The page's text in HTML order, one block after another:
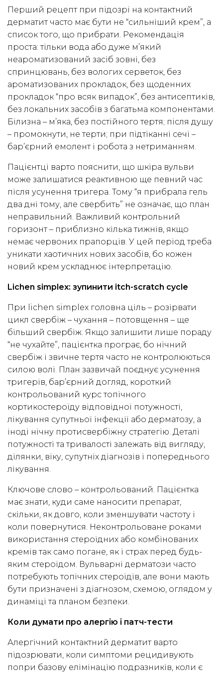
Перший рецепт при підозрі на контактний
дерматит часто має бути не “сильніший крем”, а
список того, що прибрати. Рекомендація
проста: тільки вода або дуже м’який
неароматизований засіб зовні, без
спринцювань, без вологих серветок, без
ароматизованих прокладок, без щоденних
прокладок “про всяк випадок”, без антисептиків,
без локальних засобів з багатьма компонентами.
Білизна – м’яка, без постійного тертя; після душу
– промокнути, не терти; при підтіканні сечі –
бар’єрний емолент і робота з нетриманням.
Пацієнтці варто пояснити, що шкіра вульви
може залишатися реактивною ще певний час
після усунення тригера. Тому “я прибрала гель
два дні тому, але свербить” не означає, що план
неправильний. Важливий контрольний
горизонт – приблизно кілька тижнів, якщо
немає червоних прапорців. У цей період треба
уникати хаотичних нових засобів, бо кожен
новий крем ускладнює інтерпретацію.
Lichen simplex: зупинити itch-scratch cycle
При lichen simplex головна ціль – розірвати
цикл свербіж – чухання – потовщення – ще
більший свербіж. Якщо залишити лише пораду
“не чухайте”, пацієнтка програє, бо нічний
свербіж і звичне тертя часто не контролюються
силою волі. План зазвичай поєднує усунення
тригерів, бар’єрний догляд, короткий
контрольований курс топічного
кортикостероїду відповідної потужності,
лікування супутньої інфекції або дерматозу, а
іноді нічну протисвербіжну стратегію. Деталі
потужності та тривалості залежать від вигляду,
ділянки, віку, супутніх діагнозів і попереднього
лікування.
Ключове слово – контрольований. Пацієнтка
має знати, куди саме наносити препарат,
скільки, як довго, коли зменшувати частоту і
коли повернутися. Неконтрольоване роками
використання стероїдних або комбінованих
кремів так само погане, як і страх перед будь-
яким стероїдом. Вульварні дерматози часто
потребують топічних стероїдів, але вони мають
бути призначені з діагнозом, схемою, оглядом у
динаміці та планом безпеки.
Коли думати про алергію і патч-тести
Алергічний контактний дерматит варто
підозрювати, коли симптоми рецидивують
попри базову елімінацію подразників, коли є